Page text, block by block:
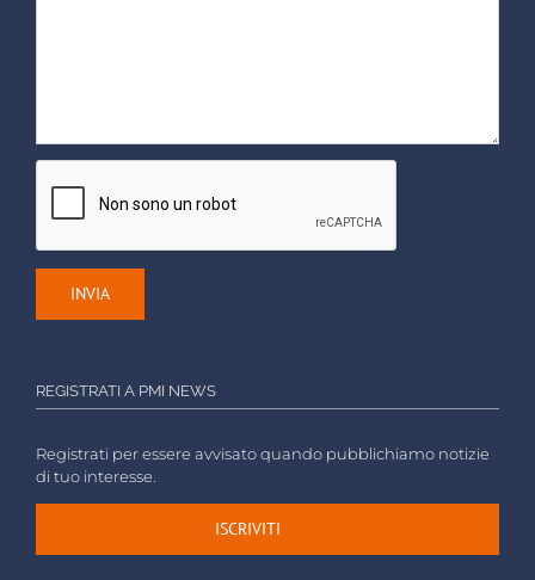
REGISTRATI A PMI NEWS
Registrati per essere avvisato quando pubblichiamo notizie
di tuo interesse.
ISCRIVITI